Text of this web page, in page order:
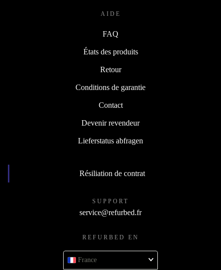
AIDE
FAQ
États des produits
Retour
Conditions de garantie
Contact
Devenir revendeur
Lieferstatus abfragen
Résiliation de contrat
SUPPORT
service@refurbed.fr
REFURBED EN
France